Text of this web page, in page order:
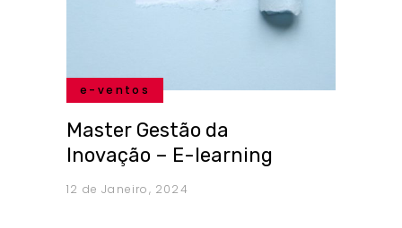
e-ventos
Master Gestão da
Inovação – E-learning
12 de Janeiro, 2024